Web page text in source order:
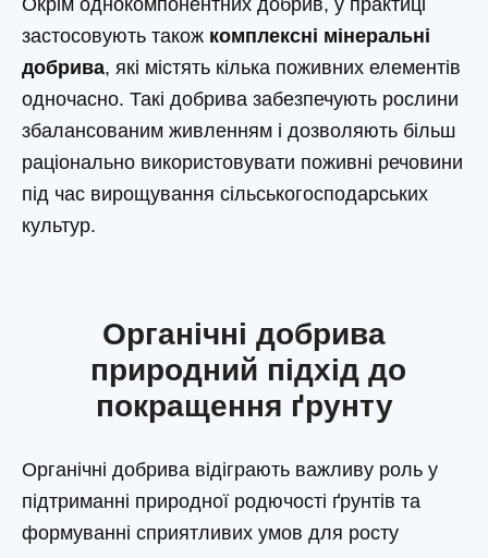
застосовують також комплексні мінеральні
добрива, які містять кілька поживних елементів
одночасно. Такі добрива забезпечують рослини
збалансованим живленням і дозволяють більш
раціонально використовувати поживні речовини
під час вирощування сільськогосподарських
культур.
Органічні добрива
природний підхід до
покращення ґрунту
Органічні добрива відіграють важливу роль у
підтриманні природної родючості ґрунтів та
формуванні сприятливих умов для росту